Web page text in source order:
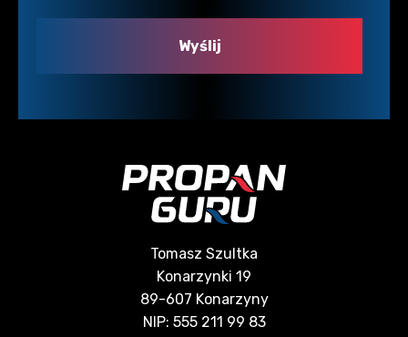
Tomasz Szultka
Konarzynki 19
89-607 Konarzyny
NIP: 555 211 99 83